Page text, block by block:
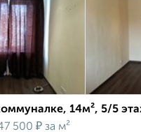
14м², 5/5
500 ₽ за м²